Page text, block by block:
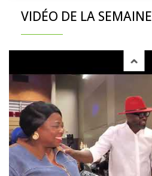
VIDÉO DE LA SEMAINE